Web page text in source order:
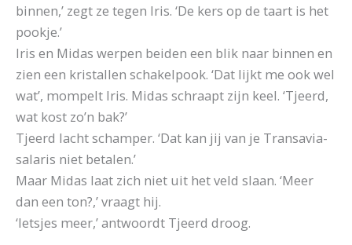
binnen,’ zegt ze tegen Iris. ‘De kers op de taart is het
pookje.’
Iris en Midas werpen beiden een blik naar binnen en
zien een kristallen schakelpook. ‘Dat lijkt me ook wel
wat’, mompelt Iris. Midas schraapt zijn keel. ‘Tjeerd,
wat kost zo’n bak?’
Tjeerd lacht schamper. ‘Dat kan jij van je Transavia-
salaris niet betalen.’
Maar Midas laat zich niet uit het veld slaan. ‘Meer
dan een ton?,’ vraagt hij.
‘Ietsjes meer,’ antwoordt Tjeerd droog.